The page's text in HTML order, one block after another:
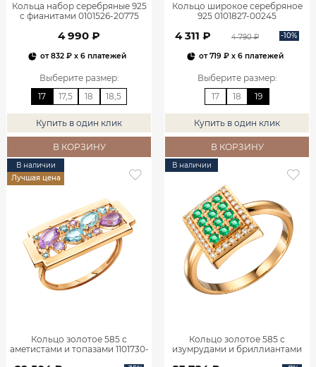
Кольца набор серебряные 925
с фианитами 0101526-20775
4 990 ₽
от832 ₽ x 6 платежей
Выберите размер:
17
17,5 18 18,5
Купить в один клик
В КОРЗИНУ
Кольцо широкое серебряное
925 0101827-00245
4 311 ₽ 4 790 ₽ -10%
от719 ₽ x 6 платежей
Выберите размер:
17
18 19
Купить в один клик
В КОРЗИНУ
В наличии
Лучшая цена
Кольцо золотое 585 с
аметистами и топазами 1101730-
В наличии
Кольцо золотое 585 с
изумрудами и бриллиантами